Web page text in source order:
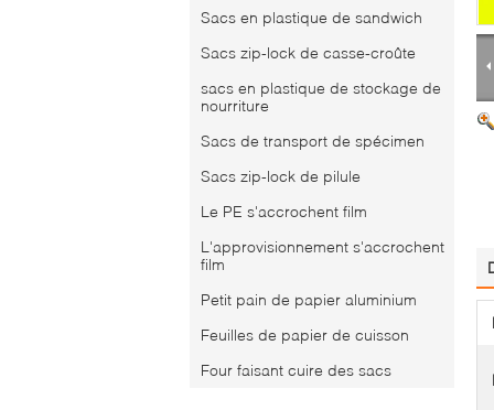
Sacs en plastique de sandwich
Sacs zip-lock de casse-croûte
sacs en plastique de stockage de
nourriture
Sacs de transport de spécimen
Sacs zip-lock de pilule
Le PE s'accrochent film
L'approvisionnement s'accrochent
film
Petit pain de papier aluminium
Feuilles de papier de cuisson
Four faisant cuire des sacs